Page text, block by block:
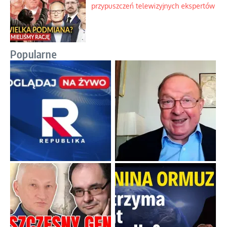
przypuszczeń telewizyjnych ekspertów
Popularne